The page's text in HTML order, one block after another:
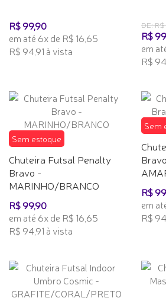
R$ 99,90
em até 6x de R$ 16,65
R$ 94,91 à vista
DE:
R$
em
R$
Sem estoque
Chuteira Futsal Penalty
Bravo -
MARINHO/BRANCO
R$ 99,90
em até 6x de R$ 16,65
R$ 94,91 à vista
Sem
R$
em
R$